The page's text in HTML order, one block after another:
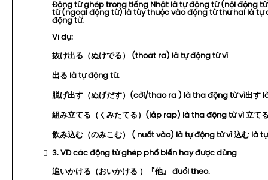
Động từ ghép trong tiếng Nhật là tự động từ (nội động
từ (ngoại động từ) là tùy thuộc vào động từ thứ hai là tự
động từ.
Ví dụ:
抜け出る（ぬけでる） (thoát ra) là tự động từ vì
出る là tự động từ.
脱げ出す（ぬげだす）(cởi/tháo ra ) là tha động từ vì出す
組み立てる（くみたてる）(lắp ráp) là tha động từ vì 立て
飲み込む（のみこむ） ( nuốt vào) là tự động từ vì 込む là
3. VD các động từ ghép phổ biến hay được dùng
追いかける（おいかける ）『他』 đuổi theo.